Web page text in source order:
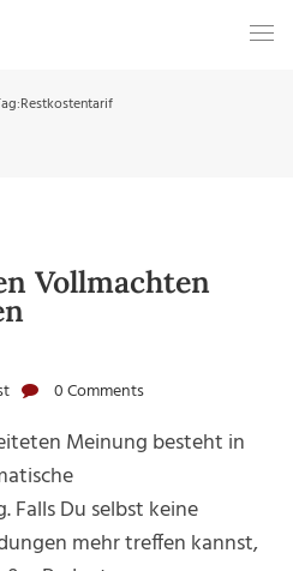
Restkostentarif
Vollmachten
0 Comments
Meinung besteht in
Du selbst keine
mehr treffen kannst,